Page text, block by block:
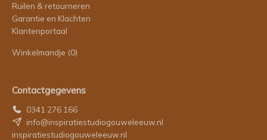
Ruilen & retourneren
Garantie en Klachten
Klantenportaal
Winkelmandje (0)
Contactgegevens
0341 276 166
info@inspiratiestudiogouweleeuw.nl
inspiratiestudiogouweleeuw.nl